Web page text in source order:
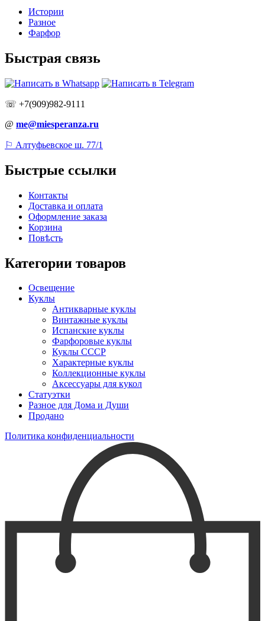
Истории
Разное
Фарфор
Быстрая связь
☏ +7(909)982-9111
@ me@miesperanza.ru
⚐ Алтуфьевское ш. 77/1
Быстрые ссылки
Контакты
Доставка и оплата
Оформление заказа
Корзина
Повѣсть
Категории товаров
Освещение
Куклы
Антикварные куклы
Винтажные куклы
Испанские куклы
Фарфоровые куклы
Куклы СССР
Характерные куклы
Коллекционные куклы
Аксессуары для кукол
Статуэтки
Разное для Дома и Души
Продано
Политика конфиденциальности